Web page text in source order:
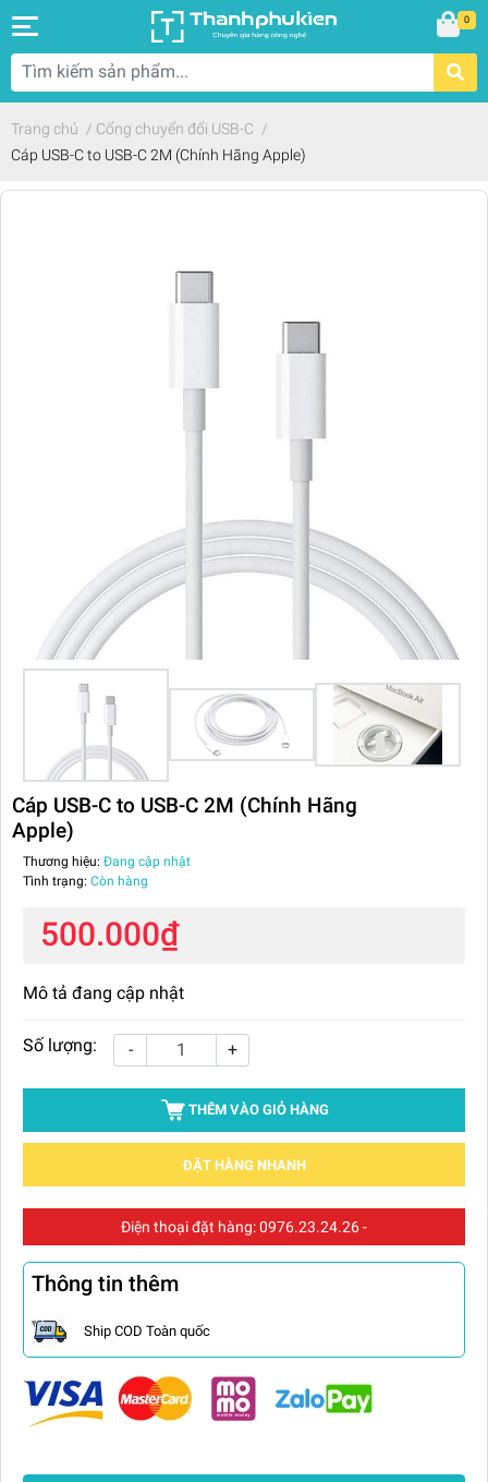
0
Trang chủ / Cổng chuyển đổi USB-C /
Cáp USB-C to USB-C 2M (Chính Hãng Apple)
Cáp USB-C to USB-C 2M (Chính Hãng
Apple)
Thương hiệu: Đang cập nhật
Tình trạng: Còn hàng
500.000₫
Mô tả đang cập nhật
Số lượng: - +
THÊM VÀO GIỎ HÀNG
ĐẶT HÀNG NHANH
Điện thoại đặt hàng:0976.23.24.26-
Thông tin thêm
Ship COD Toàn quốc